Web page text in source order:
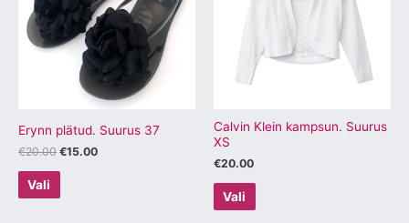
Erynn plätud. Suurus 37
€20.00 €15.00
Vali
mitu
varianti.
Valikuid
saab
tootelehel.
Calvin Klein kampsun. Suurus
XS
€20.00
Vali
Valikuid
saab
tootelehel.